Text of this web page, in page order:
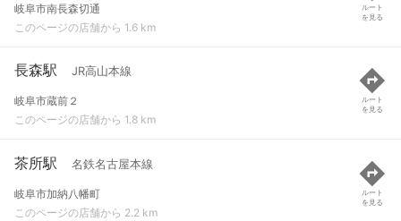
岐阜市南長森切通
このページの店舗から 1.6 km
ルート
を見る
長森駅 JR高山本線
岐阜市蔵前２
このページの店舗から 1.8 km
ルート
を見る
茶所駅 名鉄名古屋本線
岐阜市加納八幡町
このページの店舗から 2.2 km
ルート
を見る